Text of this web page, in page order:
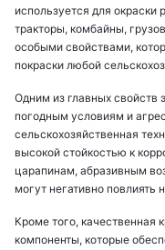
используется для окраски
тракторы, комбайны,
особыми свойствами,
покраски любой
Одним из главных свойств
погодным условиям и
сельскохозяйственная
высокой стойкостью к
царапинам, абразивным
могут негативно повлиять
Кроме того, качественная
компоненты, которые